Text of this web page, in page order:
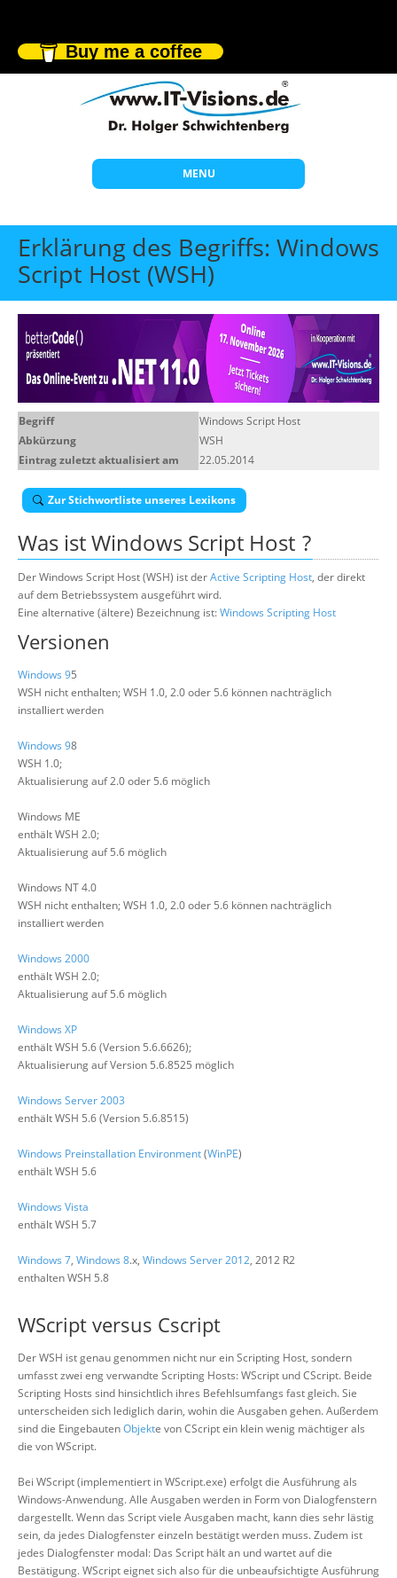
Buy me a coffee
MENU
Start
Themen
Beratung
Individuelle Schulungen
Offene Seminare
Wissen
Erklärung des Begriffs: Windows
Script Host (WSH)
Begriff
Windows Script Host
Abkürzung
WSH
Eintrag zuletzt aktualisiert am
22.05.2014
Zur Stichwortliste unseres Lexikons
Was istWindows Script Host ?
Der Windows Script Host (WSH) ist derActive Scripting Host, der direkt
auf dem Betriebssystem ausgeführt wird.
Eine alternative (ältere) Bezeichnung ist:Windows Scripting Host
Versionen
Windows 95
WSH nicht enthalten; WSH 1.0, 2.0 oder 5.6 können nachträglich
installiert werden
Windows 98
WSH 1.0;
Aktualisierung auf 2.0 oder 5.6 möglich
Windows ME
enthält WSH 2.0;
Aktualisierung auf 5.6 möglich
Windows NT 4.0
WSH nicht enthalten; WSH 1.0, 2.0 oder 5.6 können nachträglich
installiert werden
Windows 2000
enthält WSH 2.0;
Aktualisierung auf 5.6 möglich
Windows XP
enthält WSH 5.6 (Version 5.6.6626);
Aktualisierung auf Version 5.6.8525 möglich
Windows Server 2003
enthält WSH 5.6 (Version 5.6.8515)
Windows Preinstallation Environment(WinPE)
enthält WSH 5.6
Windows Vista
enthält WSH 5.7
Windows 7, Windows 8.x, Windows Server 2012, 2012 R2
enthalten WSH 5.8
WScript versus Cscript
Der WSH ist genau genommen nicht nur ein Scripting Host, sondern
umfasst zwei eng verwandte Scripting Hosts: WScript und CScript. Beide
Scripting Hosts sind hinsichtlich ihres Befehlsumfangs fast gleich. Sie
unterscheiden sich lediglich darin, wohin die Ausgaben gehen. Außerdem
sind die EingebautenObjekte von CScript ein klein wenig mächtiger als
die von WScript.
Bei WScript (implementiert in WScript.exe) erfolgt die Ausführung als
Windows-Anwendung. Alle Ausgaben werden in Form von Dialogfenstern
dargestellt. Wenn das Script viele Ausgaben macht, kann dies sehr lästig
sein, da jedes Dialogfenster einzeln bestätigt werden muss. Zudem ist
jedes Dialogfenster modal: Das Script hält an und wartet auf die
Bestätigung. WScript eignet sich also für die unbeaufsichtigte Ausführung